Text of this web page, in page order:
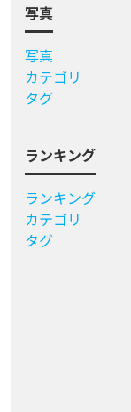
写真
写真
カテゴリ
タグ
ランキング
ランキング
カテゴリ
タグ